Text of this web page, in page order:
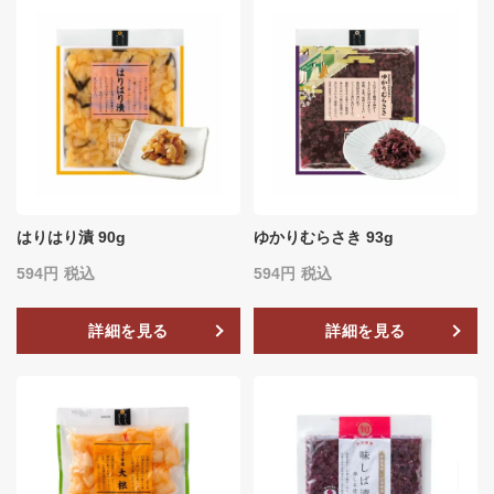
はりはり漬 90g
594 税込
詳細を見る
ゆかりむらさき 93g
594 税込
詳細を見る